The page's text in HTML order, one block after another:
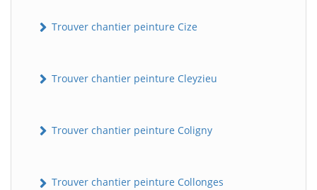
Trouver chantier peinture Cize
Trouver chantier peinture Cleyzieu
Trouver chantier peinture Coligny
Trouver chantier peinture Collonges